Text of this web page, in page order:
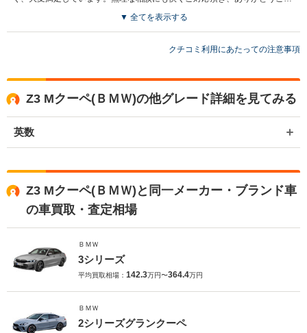
買取店からの返信
この度は、弊社とのお取引を頂きまして誠に有難う御座いました。 こ
▼ 全てを表示する
クチコミ利用にあたっての注意事項
Z3 Mクーペ(ＢＭＷ)の他グレード詳細を見てみる
英数
Z3 Mクーペ(ＢＭＷ)と同一メーカー・ブランド車
の車買取・査定相場
ＢＭＷ
3シリーズ
平均買取相場： 142.3万円〜364.4万円
ＢＭＷ
2シリーズグランクーペ